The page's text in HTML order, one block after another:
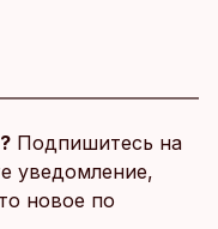
Подпишитесь на
уведомление,
новое по